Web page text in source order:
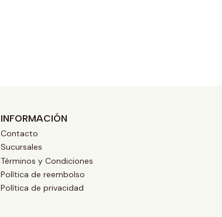
INFORMACIÓN
Contacto
Sucursales
Términos y Condiciones
Política de reembolso
Política de privacidad